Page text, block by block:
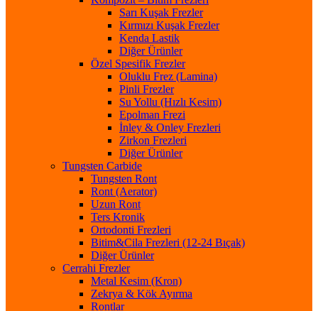
Sarı Kuşak Frezler
Kırmızı Kuşak Frezler
Kenda Lastik
Diğer Ürünler
Özel Spesifik Frezler
Oluklu Frez (Lamina)
Pinli Frezler
Su Yollu (Hızlı Kesim)
Epolman Frezi
İnley & Onley Frezleri
Zirkon Frezleri
Diğer Ürünler
Tungsten Carbide
Tungsten Ront
Ront (Aerator)
Uzun Ront
Ters Kronik
Ortodonti Frezleri
Bitim&Cila Frezleri (12-24 Bıçak)
Diğer Ürünler
Cerrahi Frezler
Metal Kesim (Kron)
Zekrya & Kök Ayırma
Rontlar